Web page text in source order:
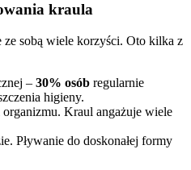
kraula
ze sobą wiele korzyści. Oto kilka z
– 30% osób regularnie
higieny.
Kraul angażuje wiele
Pływanie do doskonałej formy